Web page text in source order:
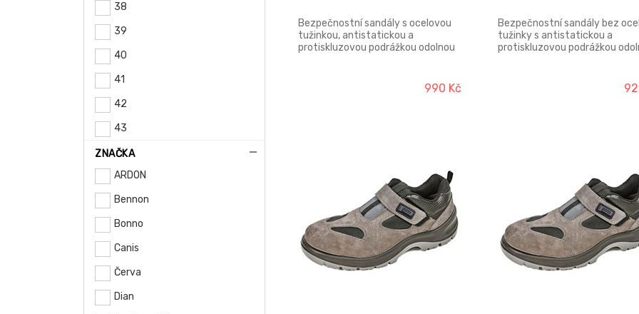
38
39
40
41
42
43
44
45
46
47
48
49
50
ZNAČKA
ARDON
Bennon
Bonno
Canis
Červa
Dian
Bezpečnostní sandály s ocelovou
tužinkou, antistatickou a
protiskluzovou podrážkou odolnou
prodyšné kůže. Materiál tužinky:
ocel Svršek: kůže Crazy horse
990 Kč
Bezpečnostní sandály bez
tužinky s antistatickou a
protiskluzovou podrážkou
prodyšné kůže. Svršek: lícová
Podešev: dvouhustotní